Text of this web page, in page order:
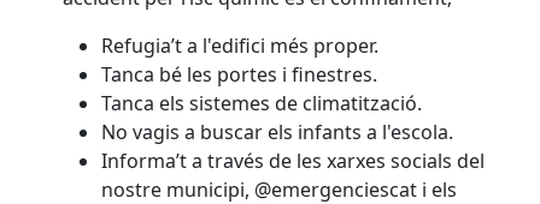
Refugia’t a l'edifici més proper.
Tanca bé les portes i finestres.
Tanca els sistemes de climatització.
No vagis a buscar els infants a l'escola.
Informa’t a través de les xarxes socials del
nostre municipi, @emergenciescat i els